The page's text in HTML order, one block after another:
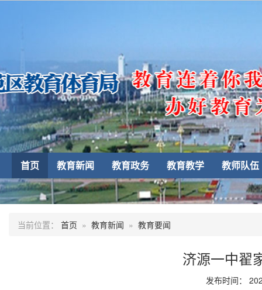
首页 教育新闻 教育政务 教育教学 教师队伍
当前位置： 首页 » 教育新闻 » 教育要闻
济源一中翟
发布时间：